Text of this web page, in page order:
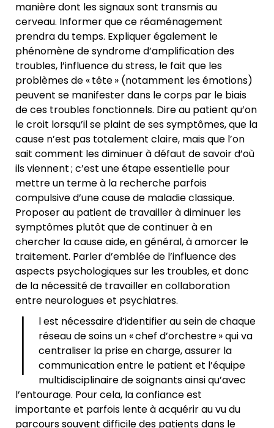
manière dont les signaux sont transmis au
cerveau. Informer que ce réaménagement
prendra du temps. Expliquer également le
phénomène de syndrome d’amplification des
troubles, l’influence du stress, le fait que les
problèmes de « tête » (notamment les émotions)
peuvent se manifester dans le corps par le biais
de ces troubles fonctionnels. Dire au patient qu’on
le croit lorsqu’il se plaint de ses symptômes, que la
cause n’est pas totalement claire, mais que l’on
sait comment les diminuer à défaut de savoir d’où
ils viennent ; c’est une étape essentielle pour
mettre un terme à la recherche parfois
compulsive d’une cause de maladie classique.
Proposer au patient de travailler à diminuer les
symptômes plutôt que de continuer à en
chercher la cause aide, en général, à amorcer le
traitement. Parler d’emblée de l’influence des
aspects psychologiques sur les troubles, et donc
de la nécessité de travailler en collaboration
entre neurologues et psychiatres.
I
l est nécessaire d’identifier au sein de chaque
réseau de soins un « chef d’orchestre » qui va
centraliser la prise en charge, assurer la
communication entre le patient et l’équipe
multidisciplinaire de soignants ainsi qu’avec
l’entourage. Pour cela, la confiance est
importante et parfois lente à acquérir au vu du
parcours souvent difficile des patients dans le